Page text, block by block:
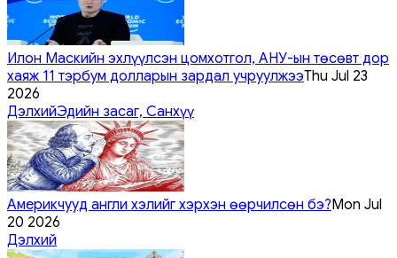
Илон Маскийн эхлүүлсэн цомхотгол, АНУ-ын төсөвт дор
хаяж 11 тэрбум долларын зардал учруулжээThu Jul 23
2026
ДэлхийЭдийн засаг, Санхүү
Америкчууд англи хэлийг хэрхэн өөрчилсөн бэ?Mon Jul
20 2026
Дэлхий